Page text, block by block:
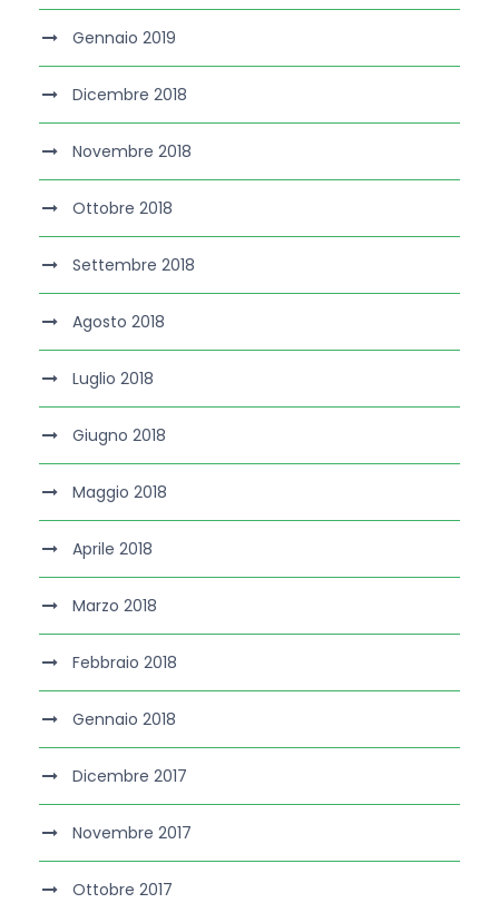
Gennaio 2019
Dicembre 2018
Novembre 2018
Ottobre 2018
Settembre 2018
Agosto 2018
Luglio 2018
Giugno 2018
Maggio 2018
Aprile 2018
Marzo 2018
Febbraio 2018
Gennaio 2018
Dicembre 2017
Novembre 2017
Ottobre 2017